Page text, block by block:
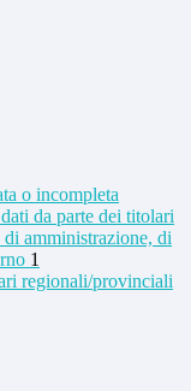
o incompleta
da parte dei titolari
amministrazione, di
1
regionali/provinciali